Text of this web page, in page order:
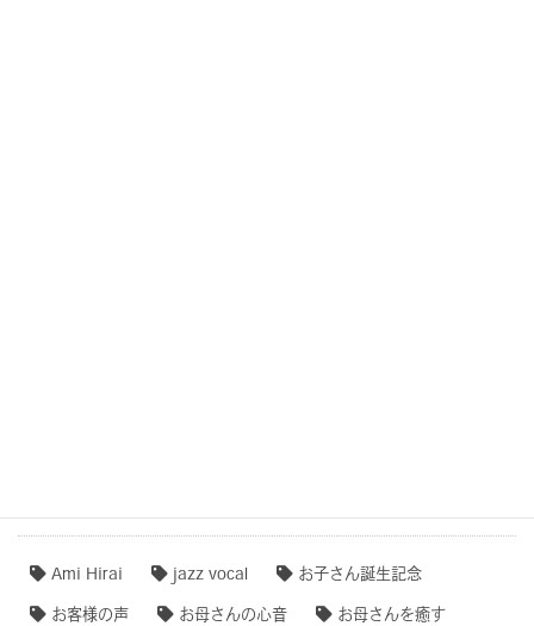
Ami Hirai jazz vocal お子さん誕生記念
お客様の声 お母さんの心音 お母さんを癒す